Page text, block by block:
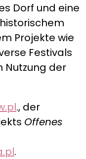
Dorf und eine
Projekte wie
Festivals
Nutzung der
., der
Offenes
.